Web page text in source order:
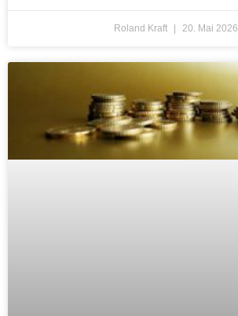
Roland Kraft 20. Mai 2026